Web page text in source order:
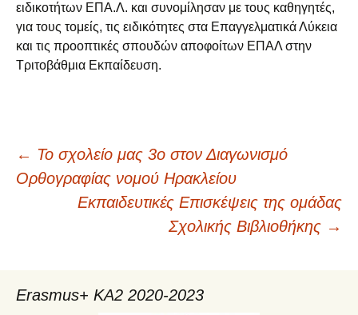
ειδικοτήτων ΕΠΑ.Λ. και συνομίλησαν με τους καθηγητές,
για τους τομείς, τις ειδικότητες στα Επαγγελματικά Λύκεια
και τις προοπτικές σπουδών αποφοίτων ΕΠΑΛ στην
Τριτοβάθμια Εκπαίδευση.
Πλοήγηση
← Το σχολείο μας 3ο στον Διαγωνισμό
Ορθογραφίας νομού Ηρακλείου
Εκπαιδευτικές Επισκέψεις της ομάδας
Σχολικής Βιβλιοθήκης →
Erasmus+ KA2 2020-2023